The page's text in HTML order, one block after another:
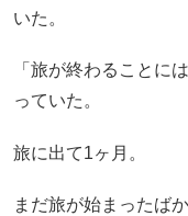
いた。
「旅が終わることに
っていた。
旅に出て1ヶ月。
まだ旅が始まったば